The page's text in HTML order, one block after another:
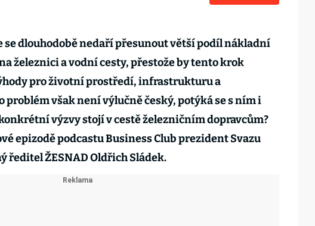
se dlouhodobě nedaří přesunout větší podíl nákladní
železnici a vodní cesty, přestože by tento krok
pro životní prostředí, infrastrukturu a
problém však není výlučně český, potýká se s ním i
konkrétní výzvy stojí v cestě železničním dopravcům?
epizodě podcastu Business Club prezident Svazu
ředitel ŽESNAD Oldřich Sládek.